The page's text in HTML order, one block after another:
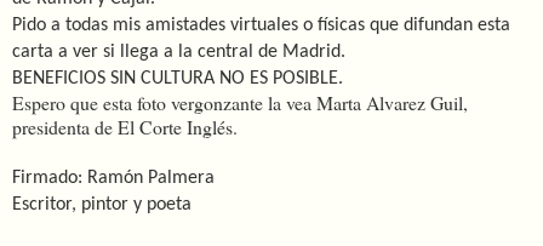
Pido a todas mis amistades virtuales o físicas que difundan esta
carta a ver si llega a la central de Madrid.
BENEFICIOS SIN CULTURA NO ES POSIBLE.
Espero que esta foto vergonzante la vea Marta Alvarez Guil,
presidenta de El Corte Inglés.
Firmado: Ramón Palmera
Escritor, pintor y poeta